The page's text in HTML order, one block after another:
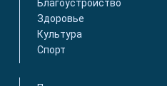
Благоустройство
Здоровье
Культура
Спорт